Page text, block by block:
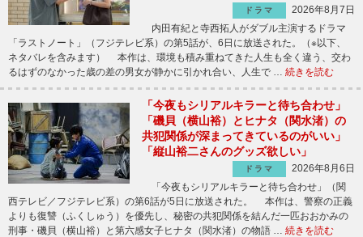
ドラマ
2026年8月7日
内田有紀と寺西拓人がダブル主演するドラマ
「ラストノート」（フジテレビ系）の第5話が、6日に放送された。（※以下、
ネタバレを含みます） 本作は、環境も積み重ねてきた人生も全く違う、交わ
るはずのなかった歳の差の男女が静かに引かれ合い、人生で … 続きを読む
「今夜もシリアルキラーと待ち合わせ」
「磯貝（横山裕）とヒナタ（関水渚）の
共犯関係が深まってきているのがいい」
「縦山裕二さんのグッズ欲しい」
ドラマ
2026年8月6日
「今夜もシリアルキラーと待ち合わせ」（関
西テレビ／フジテレビ系）の第6話が5日に放送された。 本作は、警察の正義
よりも復讐（ふくしゅう）を優先し、秘密の共犯関係を結んだ一匹おおかみの
刑事・磯貝（横山裕）と第六感女子ヒナタ（関水渚）の物語 … 続きを読む